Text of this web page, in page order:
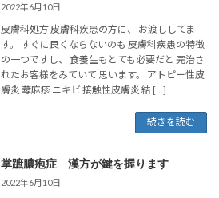
2022年6月10日
皮膚科処方 皮膚科疾患の方に、 お渡ししてま
す。 すぐに良くならないのも 皮膚科疾患の特徴
の一つですし、 食養生もとても必要だと 完治さ
れたお客様をみていて 思います。 アトピー性皮
膚炎 蕁麻疹 ニキビ 接触性皮膚炎 結 […]
続きを読む
掌蹠膿疱症 漢方が鍵を握ります
2022年6月10日